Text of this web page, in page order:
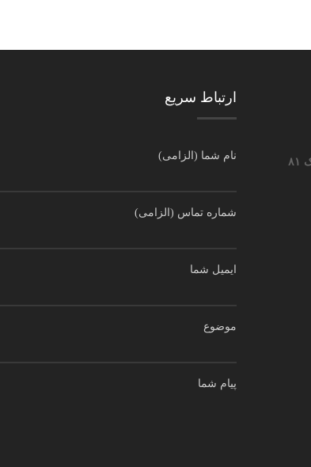
ارتباط سریع
نام شما (الزامی)
شماره تماس (الزامی)
ایمیل شما
موضوع
پیام شما